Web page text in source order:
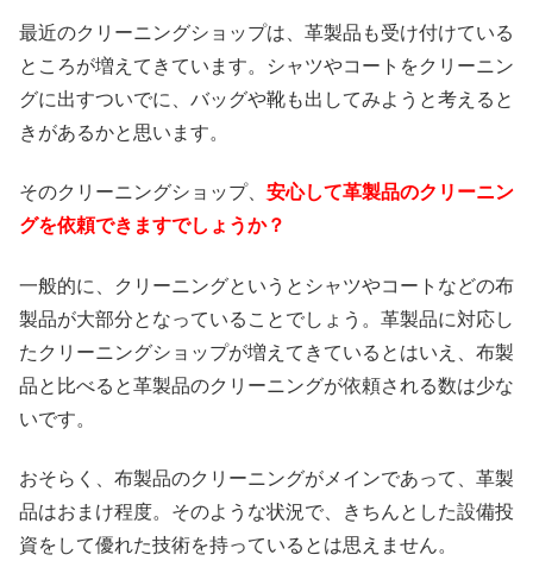
最近のクリーニングショップは、革製品も受け付けている
ところが増えてきています。シャツやコートをクリーニン
グに出すついでに、バッグや靴も出してみようと考えると
きがあるかと思います。
そのクリーニングショップ、 安心して革製品のクリーニン
グを依頼できますでしょうか？
一般的に、クリーニングというとシャツやコートなどの布
製品が大部分となっていることでしょう。革製品に対応し
たクリーニングショップが増えてきているとはいえ、布製
品と比べると革製品のクリーニングが依頼される数は少な
いです。
おそらく、布製品のクリーニングがメインであって、革製
品はおまけ程度。そのような状況で、きちんとした設備投
資をして優れた技術を持っているとは思えません。